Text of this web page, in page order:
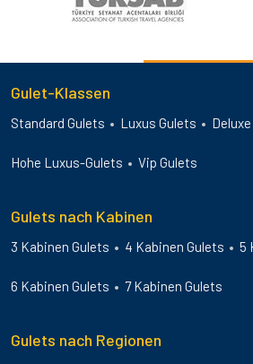
Gulet-Klassen
Standard Gulets Luxus Gulets
Hohe Luxus-Gulets Vip Gulets
Gulets nach Kabinen
3 Kabinen Gulets 4 Kabinen Gulets 5
6 Kabinen Gulets 7 Kabinen Gulets
Gulets nach Regionen